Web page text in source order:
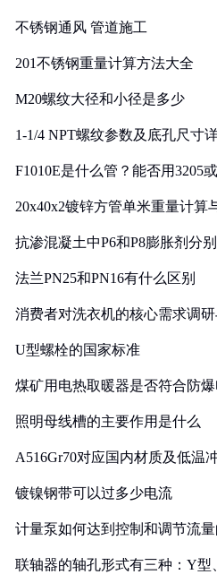
不锈钢通风 管道施工
201不锈钢重量计算方法大全
M20螺纹大径和小径是多少
1-1/4 NPT螺纹参数及底孔尺寸
F1010E是什么管？能否用3205
20x40x2镀锌方管单米重量计算
抗渗混凝土中P6和P8膨胀剂分
法兰PN25和PN16有什么区别
消费者对洗衣机的核心需求调
U型螺栓的国家标准
煤矿用电热取暖器是否符合防
照明母线槽的主要作用是什么
A516Gr70对应国内材质及低温
镀镍钢带可以过多少电流
计量泵如何达到控制和调节流
联轴器的轴孔形式有三种：Y型